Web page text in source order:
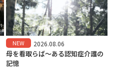
NEW 2026.08.06
母を看取らば～ある認知症介護の
記憶